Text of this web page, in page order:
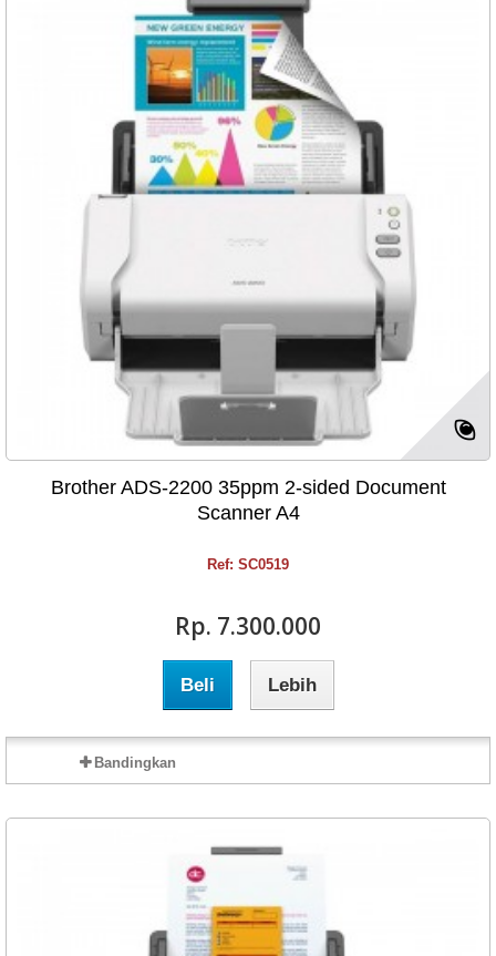
Brother ADS-2200 35ppm 2-sided Document
Scanner A4
Ref: SC0519
Rp‎. 7.300.000
Beli Lebih
Bandingkan